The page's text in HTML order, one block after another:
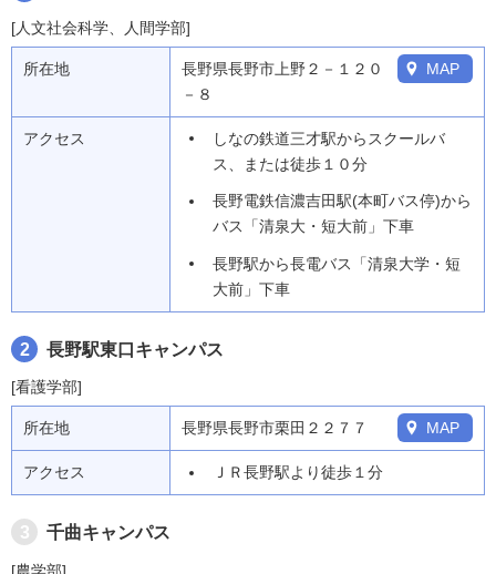
[人文社会科学、人間学部]
所在地
長野県長野市上野２－１２０
－８
MAP
アクセス
しなの鉄道三才駅からスクールバ
ス、または徒歩１０分
長野電鉄信濃吉田駅(本町バス停)から
バス「清泉大・短大前」下車
長野駅から長電バス「清泉大学・短
大前」下車
2 長野駅東口キャンパス
[看護学部]
所在地 長野県長野市栗田２２７７ MAP
アクセス ＪＲ長野駅より徒歩１分
3 千曲キャンパス
[農学部]